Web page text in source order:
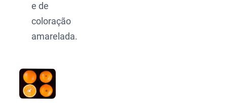
e de
coloração
amarelada.